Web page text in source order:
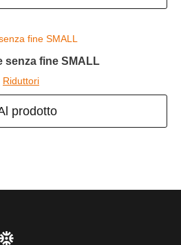
senza fine SMALL
Riduttori
prodotto